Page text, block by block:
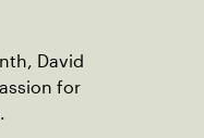
David
for